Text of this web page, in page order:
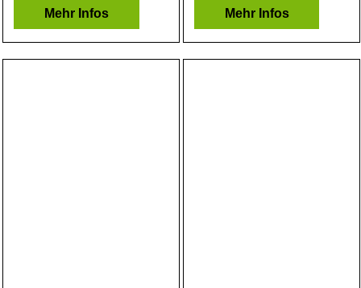
Mehr Infos Mehr Infos